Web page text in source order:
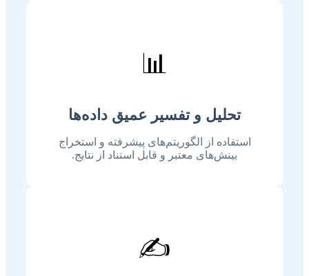
📊
تحلیل و تفسیر عمیق داده‌ها
استفاده از الگوریتم‌های پیشرفته و استخراج
بینش‌های معتبر و قابل استناد از نتایج.
✍️